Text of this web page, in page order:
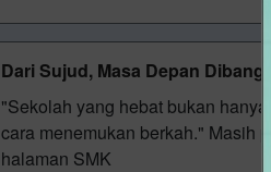
Dari Sujud, Masa Depan
"Sekolah yang hebat bukan
cara menemukan berkah." Masih
halaman SMK